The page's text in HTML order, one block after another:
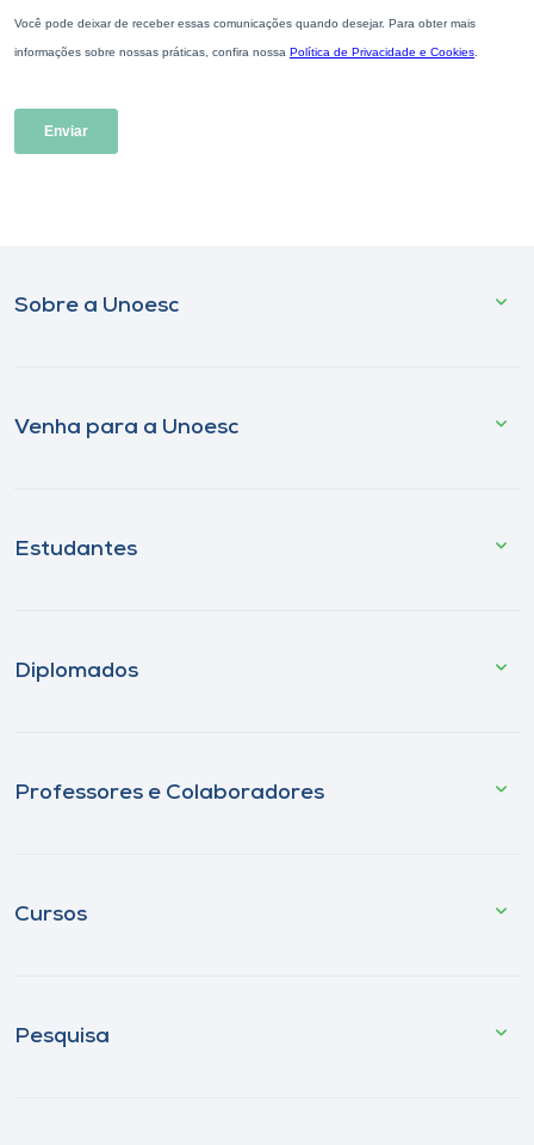
Sobre a Unoesc
Venha para a Unoesc
Estudantes
Diplomados
Professores e Colaboradores
Cursos
Pesquisa